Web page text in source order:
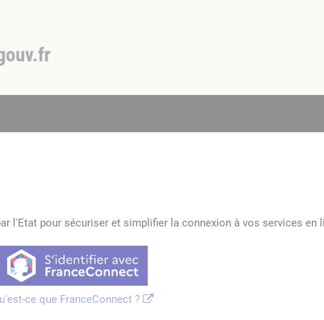
l'Etat pour sécuriser et simplifier la connexion à vos services en
ce que FranceConnect ?